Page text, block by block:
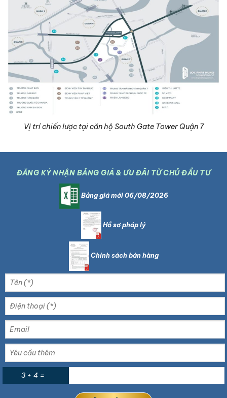
Vị trí chiến lược tại căn hộ South Gate Tower Quận 7
ĐĂNG KÝ NHẬN BẢNG GIÁ & ƯU ĐÃI TỪ CHỦ ĐẦU TƯ
Bảng giá mới 06/08/2026
Hồ sơ pháp lý
Chính sách bán hàng
3 + 4 =